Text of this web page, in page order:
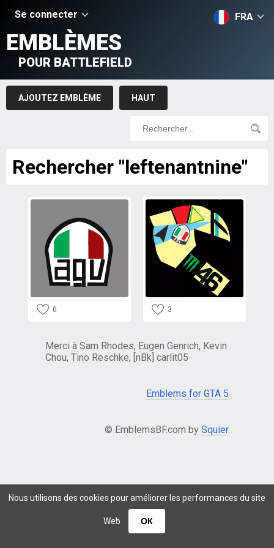
Nous utilisons des cookies pour améliorer les performances du site
Web ОК
Se connecter FRA
EMBLÈMES
POUR BATTLEFIELD
AJOUTEZ EMBLÈME HAUT
Rechercher "leftenantnine"
0 3
Merci à Sam Rhodes, Eugen Genrich, Kevin
Chou, Tino Reschke, [nBk] carlit05
Emblems for GTA 5
© EmblemsBF.com by Squier